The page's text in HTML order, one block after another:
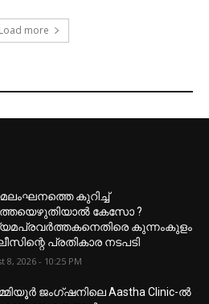
Load more
കുറിച്ച്
കേസോ ?
കുന്നംകുളം
പ്രതികാര നടപടി
8, 2026 - 10:25 PM
ജംഗ്ഷനിലെ Aastha Clinic-ൽ